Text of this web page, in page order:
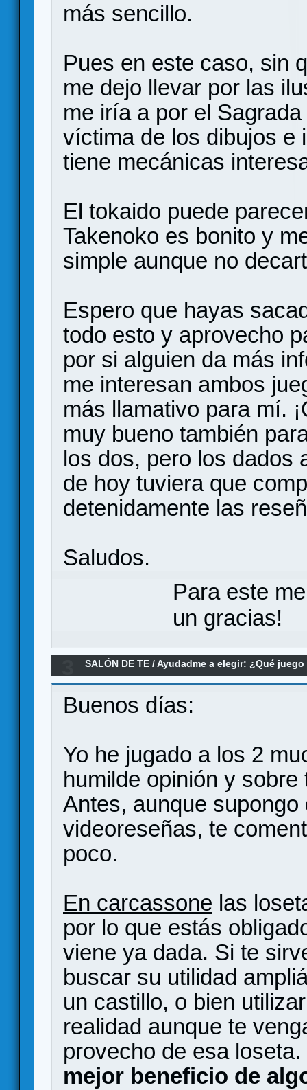
más sencillo.
Pues en este caso, sin
me dejo llevar por las
me iría a por el
víctima de los dibujos e
tiene mecánicas
El tokaido puede
Takenoko es bonito y
simple aunque no
Espero que hayas
todo esto y aprovecho
por si alguien da más
me interesan ambos
más llamativo para mí.
muy bueno también
los dos, pero los dados
de hoy tuviera que
detenidamente las
Saludos.
Para este
un gracias!
SALÓN DE TE /Ayudadme a elegir: ¿Qué
Buenos días:
Yo he jugado a los 2
humilde opinión y sobre
Antes, aunque
videoreseñas, te
poco.
En carcassone las
por lo que estás
viene ya dada. Si te
buscar su utilidad
un castillo, o bien
realidad aunque te
provecho de esa
mejor beneficio de